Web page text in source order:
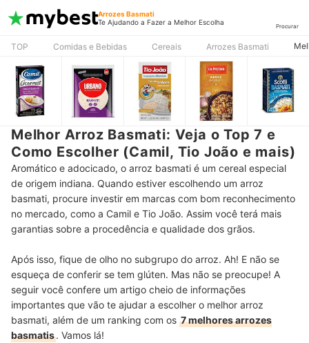
Arrozes Basmati
Te Ajudando a Fazer a Melhor Escolha
Procurar
TOP Comidas e Bebidas Cereais Arrozes Basmati
Melhor Arroz Basmati: Veja o Top 7 e
Como Escolher (Camil, Tio João e mais)
Aromático e adocicado, o arroz basmati é um cereal especial
de origem indiana. Quando estiver escolhendo um arroz
basmati, procure investir em marcas com bom reconhecimento
no mercado, como a Camil e Tio João. Assim você terá mais
garantias sobre a procedência e qualidade dos grãos.
Após isso, fique de olho no subgrupo do arroz. Ah! E não se
esqueça de conferir se tem glúten. Mas não se preocupe! A
seguir você confere um artigo cheio de informações
importantes que vão te ajudar a escolher o melhor arroz
basmati, além de um ranking com os 7 melhores arrozes
basmatis. Vamos lá!